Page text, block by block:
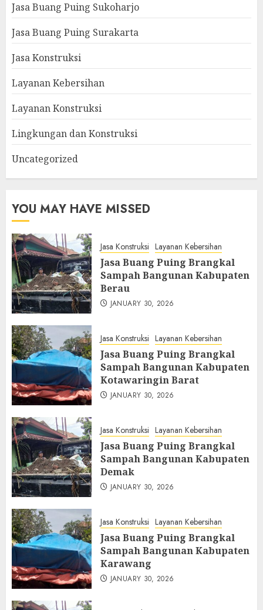
Jasa Buang Puing Sukoharjo
Jasa Buang Puing Surakarta
Jasa Konstruksi
Layanan Kebersihan
Layanan Konstruksi
Lingkungan dan Konstruksi
Uncategorized
YOU MAY HAVE MISSED
Jasa Konstruksi Layanan Kebersihan
Jasa Buang Puing Brangkal
Sampah Bangunan Kabupaten
Berau
JANUARY 30, 2026
Jasa Konstruksi Layanan Kebersihan
Jasa Buang Puing Brangkal
Sampah Bangunan Kabupaten
Kotawaringin Barat
JANUARY 30, 2026
Jasa Konstruksi Layanan Kebersihan
Jasa Buang Puing Brangkal
Sampah Bangunan Kabupaten
Demak
JANUARY 30, 2026
Jasa Konstruksi Layanan Kebersihan
Jasa Buang Puing Brangkal
Sampah Bangunan Kabupaten
Karawang
JANUARY 30, 2026